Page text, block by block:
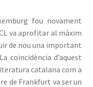
fou novament
va aprofitar al màxim
de nou una important
coincidència d’aquest
catalana com a
de Frankfurt va ser un